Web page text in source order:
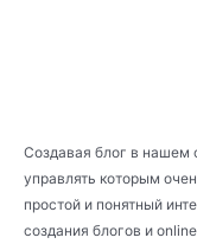
Создавая блог в нашем
управлять которым
простой и понятный
создания блогов и